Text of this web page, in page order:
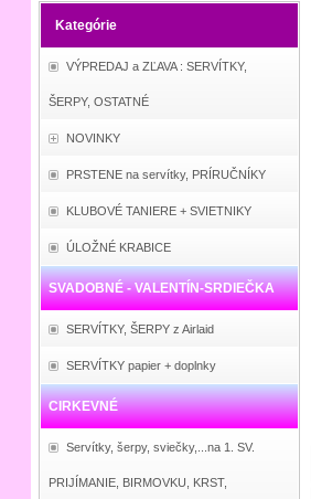
Kategórie
VÝPREDAJ a ZĽAVA : SERVÍTKY,
ŠERPY, OSTATNÉ
NOVINKY
PRSTENE na servítky, PRÍRUČNÍKY
KLUBOVÉ TANIERE + SVIETNIKY
ÚLOŽNÉ KRABICE
SVADOBNÉ - VALENTÍN-SRDIEČKA
SERVÍTKY, ŠERPY z Airlaid
SERVÍTKY papier + doplnky
CIRKEVNÉ
Servítky, šerpy, sviečky,...na 1. SV.
PRIJÍMANIE, BIRMOVKU, KRST,